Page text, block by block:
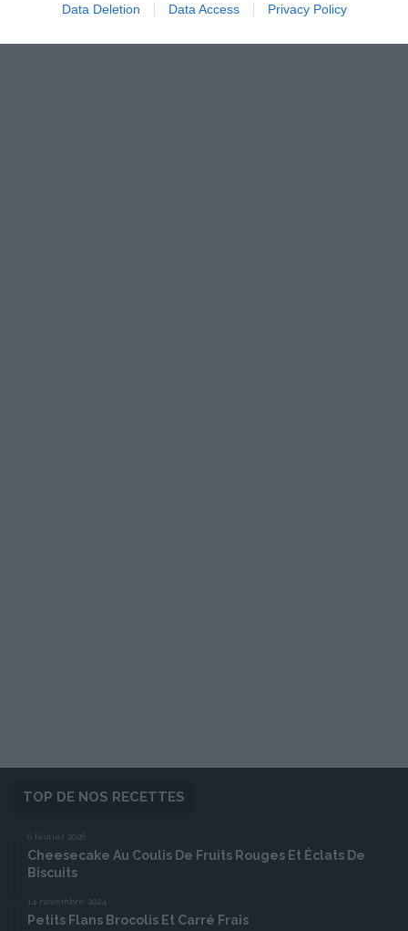
Data Deletion Data Access Privacy Policy
TOP DE NOS RECETTES
6 février 2026
Cheesecake Au Coulis De Fruits Rouges Et Éclats De
Biscuits
14 novembre 2024
Petits Flans Brocolis Et Carré Frais